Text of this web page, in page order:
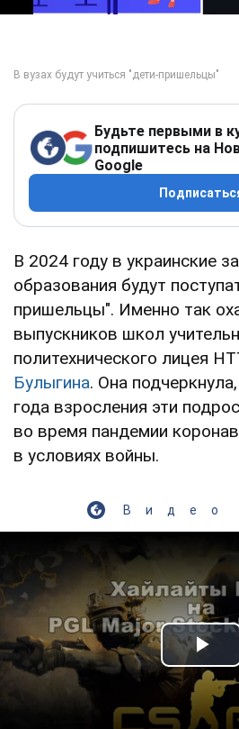
Будьте первыми в
подпишитесь на
Google
В 2024 году в украинские
образования будут
пришельцы". Именно так
выпускников школ
политехнического лицея
Булыгина. Она
года взросления эти
во время пандемии
в условиях войны.
Видео